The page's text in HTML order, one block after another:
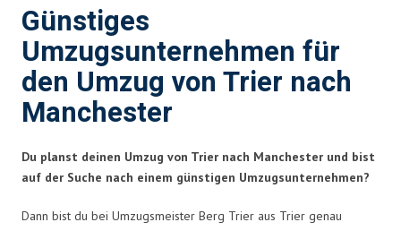
Günstiges
Umzugsunternehmen für
den Umzug von Trier nach
Manchester
Du planst deinen Umzug von Trier nach Manchester und bist
auf der Suche nach einem günstigen Umzugsunternehmen?
Dann bist du bei Umzugsmeister Berg Trier aus Trier genau